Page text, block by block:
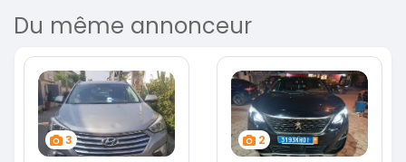
Du même annonceur
3 2